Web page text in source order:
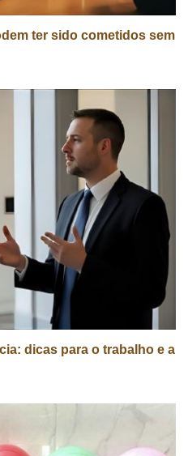
ter sido cometidos sem
dicas para o trabalho e a